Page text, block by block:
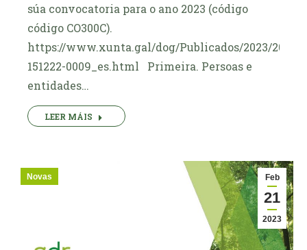
súa convocatoria para o ano 2023 (código
código CO300C).
https://www.xunta.gal/dog/Publicados/2023/
151222-0009_es.html Primeira. Persoas e
entidades…
LEER MÁIS
Feb
21
2023
Novas